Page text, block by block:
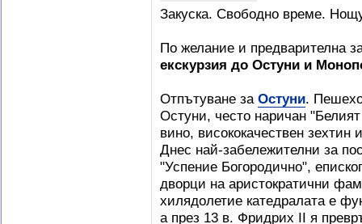
Закуска. Свободно време.
По желание и предварителна
екскурзия до Остуни и
Отпътуване за Остуни.
Остуни, често наричан
вино, висококачествен зехтин
Днес най-забележителни за
"Успение Богородично",
дворци на аристократични
хилядолетие катедралата е
а през 13 в. Фридрих II я